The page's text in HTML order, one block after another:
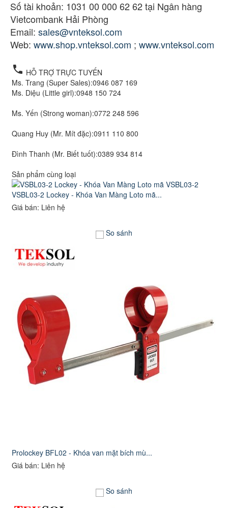
Số tài khoản: 1031 00 000 62 62 tại Ngân hàng
Vietcombank Hải Phòng
Email: sales@vnteksol.com
Web: www.shop.vnteksol.com ; www.vnteksol.com
local_phone HỖ TRỢ TRỰC TUYẾN
Ms. Trang (Super Sales):0946 087 169
Ms. Diệu (Little girl):0948 150 724
Ms. Yến (Strong woman):0772 248 596
Quang Huy (Mr. Mít đặc):0911 110 800
Đình Thanh (Mr. Biết tuốt):0389 934 814
Sản phẩm cùng loại
VSBL03-2 Lockey - Khóa Van Màng Loto mã...
Giá bán: Liên hệ
So sánh
Prolockey BFL02 - Khóa van mặt bích mù...
Giá bán: Liên hệ
So sánh